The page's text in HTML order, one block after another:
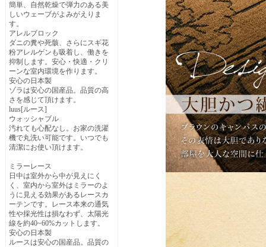
簡単、自然乾燥で弾力のある美
しいウェーブがよみがえりま
す。
アレルブロック
ダニの糞や死骸、さらにスギ花
粉アレルゲンも吸着し、働きを
抑制します。安心・快適・クリ
ーンな室内環境を作ります。
安心の日本製
ゾラは安心の国産品。品質の高
さを感じて頂けます。
luus[ルース]
ウォッシャブル
汚れても心配なし。お家の洗濯
機で丸洗い可能です。いつでも
清潔にお使い頂けます。
ミラーレース
日中は室外から中が見えにく
く、室内から室外はミラーのよ
うに見える効果があるレースカ
ーテンです。レース本来の通気
性や採光性は損なわず、太陽光
線を約40~60%カットします。
安心の日本製
ルースは安心の国産品。品質の